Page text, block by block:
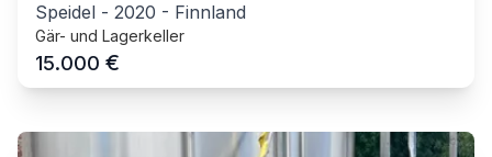
Speidel - 2020 - Finnland
Gär- und Lagerkeller
15.000 €